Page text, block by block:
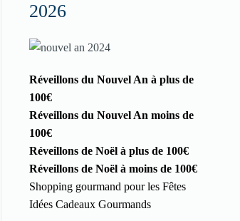
2026
Réveillons du Nouvel An à plus de
100€
Réveillons du Nouvel An moins de
100€
Réveillons de Noël à plus de 100€
Réveillons de Noël à moins de 100€
Shopping gourmand pour les Fêtes
Idées Cadeaux Gourmands